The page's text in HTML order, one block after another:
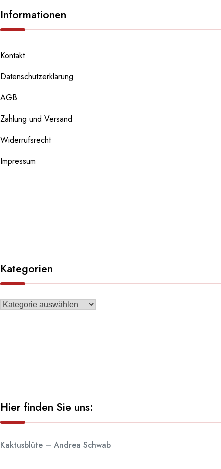
Informationen
Kontakt
Datenschutzerklärung
AGB
Zahlung und Versand
Widerrufsrecht
Impressum
Kategorien
Hier finden Sie uns:
Kaktusblüte – Andrea Schwab